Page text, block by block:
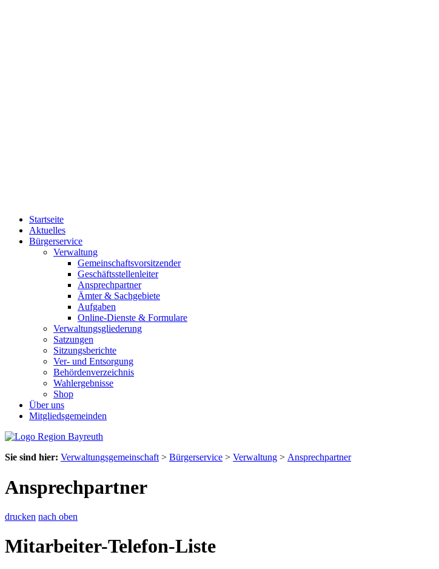
Startseite
Aktuelles
Bürgerservice
Verwaltung
Gemeinschaftsvorsitzender
Geschäftsstellenleiter
Ansprechpartner
Ämter & Sachgebiete
Aufgaben
Online-Dienste & Formulare
Verwaltungsgliederung
Satzungen
Sitzungsberichte
Ver- und Entsorgung
Behördenverzeichnis
Wahlergebnisse
Shop
Über uns
Mitgliedsgemeinden
Sie sind hier: Verwaltungsgemeinschaft > Bürgerservice > Verwaltung > Ansprechpartner
Ansprechpartner
drucken nach oben
Mitarbeiter-Telefon-Liste